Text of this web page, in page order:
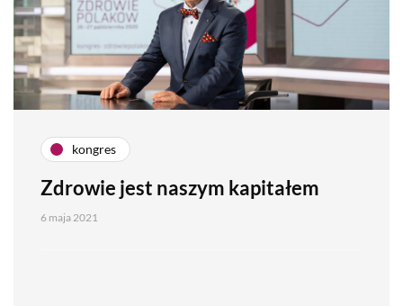
kongres
Zdrowie jest naszym kapitałem
6 maja 2021